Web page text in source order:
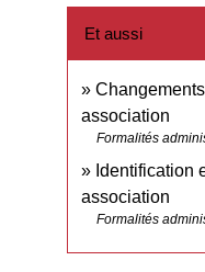
Et aussi
association
Formalités
Identification
association
Formalités